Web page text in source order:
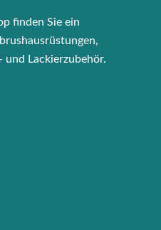
finden Sie ein
und Lackierzubehör.